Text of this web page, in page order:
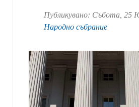
Публикувано: Събота, 25
Народно събрание